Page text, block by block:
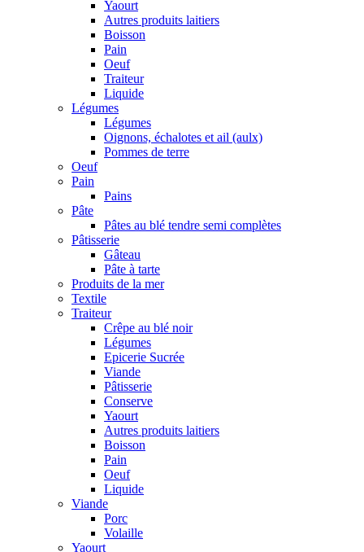
Yaourt
Autres produits laitiers
Boisson
Pain
Oeuf
Traiteur
Liquide
Légumes
Légumes
Oignons, échalotes et ail (aulx)
Pommes de terre
Oeuf
Pain
Pains
Pâte
Pâtes au blé tendre semi complètes
Pâtisserie
Gâteau
Pâte à tarte
Produits de la mer
Textile
Traiteur
Crêpe au blé noir
Légumes
Epicerie Sucrée
Viande
Pâtisserie
Conserve
Yaourt
Autres produits laitiers
Boisson
Pain
Oeuf
Liquide
Viande
Porc
Volaille
Yaourt